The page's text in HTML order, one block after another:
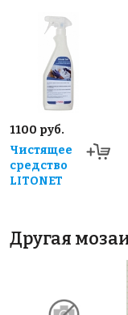
1100 руб.
Чистящее
средство
LITONET
Другая